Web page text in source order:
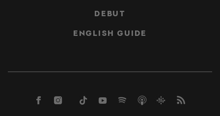
DEBUT
ENGLISH GUIDE